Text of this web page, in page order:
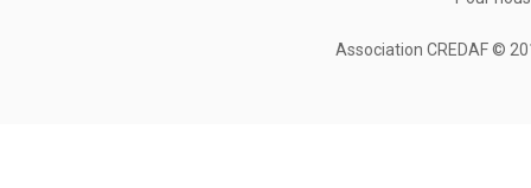
Association CREDAF ©